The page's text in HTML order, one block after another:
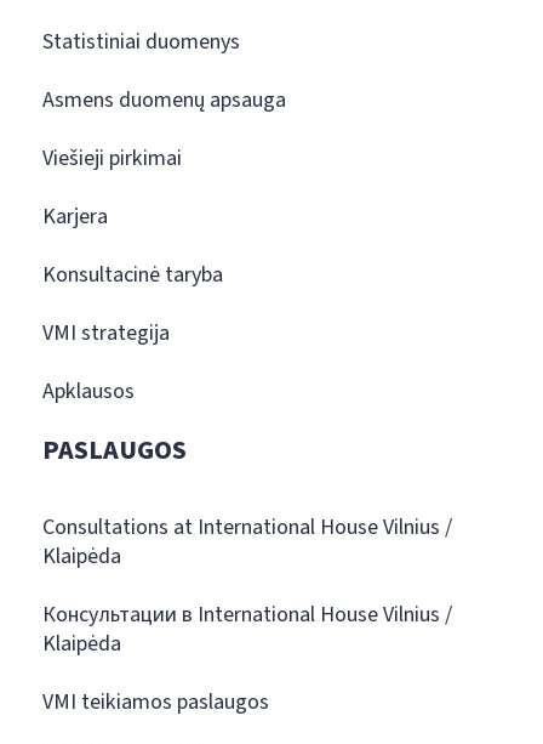
Statistiniai duomenys
Asmens duomenų apsauga
Viešieji pirkimai
Karjera
Konsultacinė taryba
VMI strategija
Apklausos
PASLAUGOS
Consultations at International House Vilnius /
Klaipėda
Консультации в International House Vilnius /
Klaipėda
VMI teikiamos paslaugos